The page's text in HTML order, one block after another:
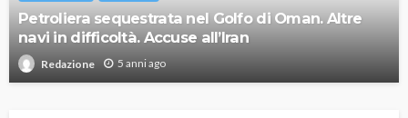
Petroliera sequestrata nel Golfo di Oman. Altre
navi in difficoltà. Accuse all’Iran
Redazione 5 anni ago